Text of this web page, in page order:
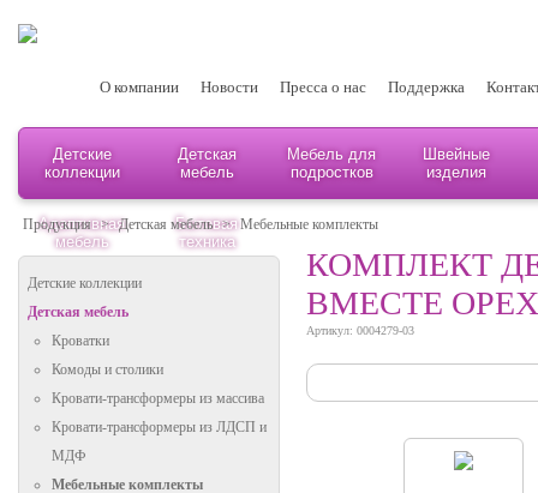
О компании Новости Пресса о нас Поддержка
Детские
коллекции
Детская
мебель
Мебель для
подростков
Швейные
изделия
Адаптивная
мебель
Бытовая
техника
Продукция > Детская мебель > Мебельные комплекты
Детские коллекции
Детская мебель
Кроватки
Комоды и столики
Кровати-трансформеры из массива
Кровати-трансформеры из ЛДСП и
МДФ
Мебельные комплекты
КОМПЛЕКТ
ВМЕСТЕ ОРЕХ
Артикул: 0004279-03